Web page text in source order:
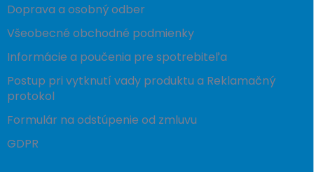
Doprava a osobný odber
Všeobecné obchodné podmienky
Informácie a poučenia pre spotrebiteľa
Postup pri vytknutí vady produktu a Reklamačný
protokol
Formulár na odstúpenie od zmluvu
GDPR